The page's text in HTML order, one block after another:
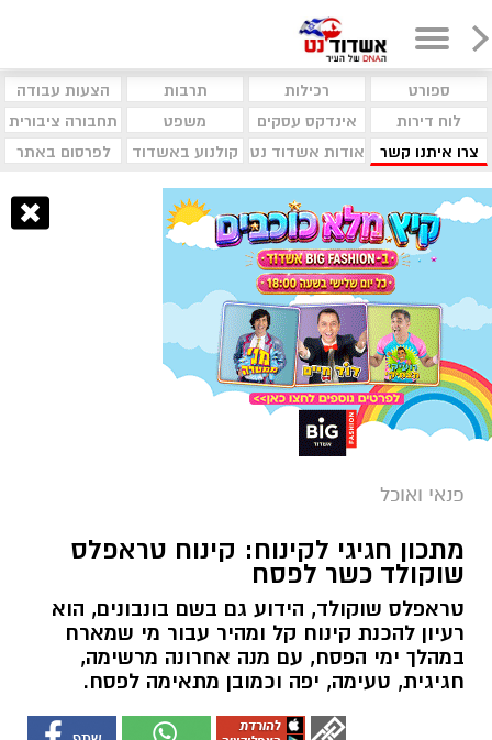
ספורט רכילות תרבות
הצעות עבודה
לוח דירות
אינדקס עסקים משפט
תחבורה ציבורית
צרו איתנו קשר
אודות אשדוד נט קולנוע באשדוד לפרסום באתר
פנאי ואוכל
מתכון חגיגי לקינוח: קינוח טראפלס
שוקולד כשר לפסח
טראפלס שוקולד, הידוע גם בשם בונבונים, הוא
רעיון להכנת קינוח קל ומהיר עבור מי שמארח
במהלך ימי הפסח, עם מנה אחרונה מרשימה,
חגיגית, טעימה, יפה וכמובן מתאימה לפסח.